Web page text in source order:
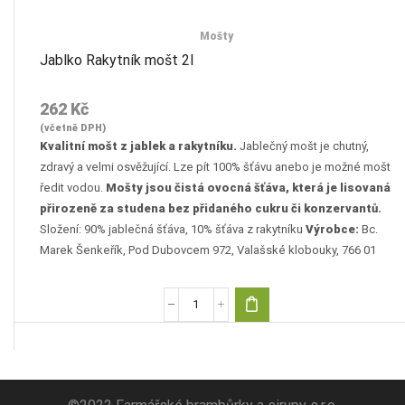
Mošty
Jablko Rakytník mošt 2l
262 Kč
(včetně DPH)
Kvalitní mošt z jablek a rakytníku. Jablečný mošt je chutný,
zdravý a velmi osvěžující. Lze pít 100% šťávu anebo je možné mošt
ředit vodou. Mošty jsou čistá ovocná šťáva, která je lisovaná
přirozeně za studena bez přidaného cukru či konzervantů.
Složení: 90% jablečná šťáva, 10% šťáva z rakytníku Výrobce: Bc.
Marek Šenkeřík, Pod Dubovcem 972, Valašské klobouky, 766 01
Jablko
množství